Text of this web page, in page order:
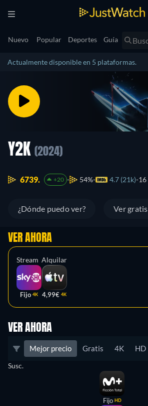
Nuevo Popular Deportes Guía
Actualmente disponible en 5 plataformas.
Y2K (2024)
6739. +20 54% 4.7 (21k) 16
¿Dónde puedo ver? Ver gratis
VER AHORA
Stream
Fijo 4K
Alquilar
4,99€ 4K
VER AHORA
Mejor precio Gratis 4K HD
Susc.
Fijo HD